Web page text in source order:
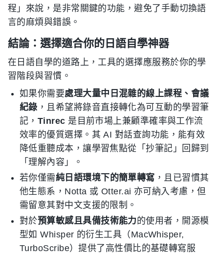
程」來說，是非常關鍵的功能，避免了手動切換語
言的麻煩與錯誤。
結論：選擇適合你的日語自學神器
在日語自學的道路上，工具的選擇應服務於你的學
習階段與習慣。
如果你需要處理大量中日混雜的線上課程、會議
紀錄 ，且希望將錄音直接轉化為可互動的學習筆
記， Tinrec 是目前市場上兼顧準確率與工作流
效率的優質選擇。其 AI 對話查詢功能，能有效
降低重聽成本，讓學習焦點從「抄筆記」回歸到
「理解內容」。
若你僅需純日語環境下的簡單轉寫 ，且已習慣其
他生態系，Notta 或 Otter.ai 亦可納入考慮，但
需留意其對中文支援的限制。
對於預算敏感且具備技術能力的使用者，開源模
型如 Whisper 的衍生工具（MacWhisper,
TurboScribe）提供了高性價比的基礎轉寫服